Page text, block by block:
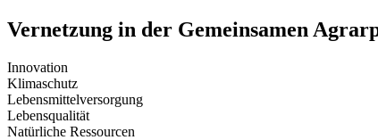
Vernetzung in der Gemeinsamen
Innovation
Klimaschutz
Lebensmittelversorgung
Lebensqualität
Natürliche Ressourcen